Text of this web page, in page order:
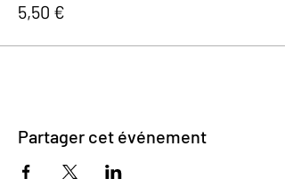
5,50 €
Partager cet événement